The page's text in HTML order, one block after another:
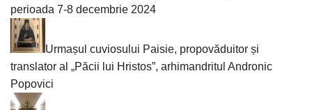
perioada 7-8 decembrie 2024
Urmașul cuviosului Paisie, propovăduitor și
translator al „Păcii lui Hristos”, arhimandritul Andronic
Popovici